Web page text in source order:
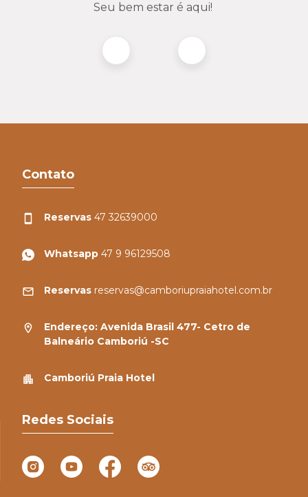
Seu bem estar é aqui!
Contato
Reservas 47 32639000
Whatsapp 47 9 96129508
Reservas reservas@camboriupraiahotel.com.br
Endereço: Avenida Brasil 477- Cetro de
Balneário Camboriú -SC
Camboriú Praia Hotel
Redes Sociais